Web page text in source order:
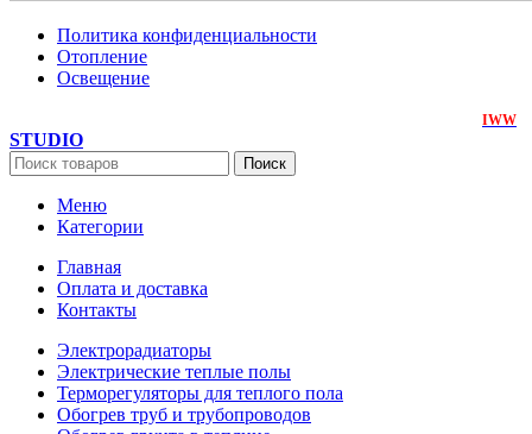
Политика конфиденциальности
Отопление
Освещение
IWW
STUDIO
Поиск
Меню
Категории
Главная
Оплата и доставка
Контакты
Электрорадиаторы
Электрические теплые полы
Терморегуляторы для теплого пола
Обогрев труб и трубопроводов